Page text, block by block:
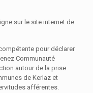
sur le site internet de
pour déclarer
Communauté
autour de la prise
de Kerlaz et
afférentes.